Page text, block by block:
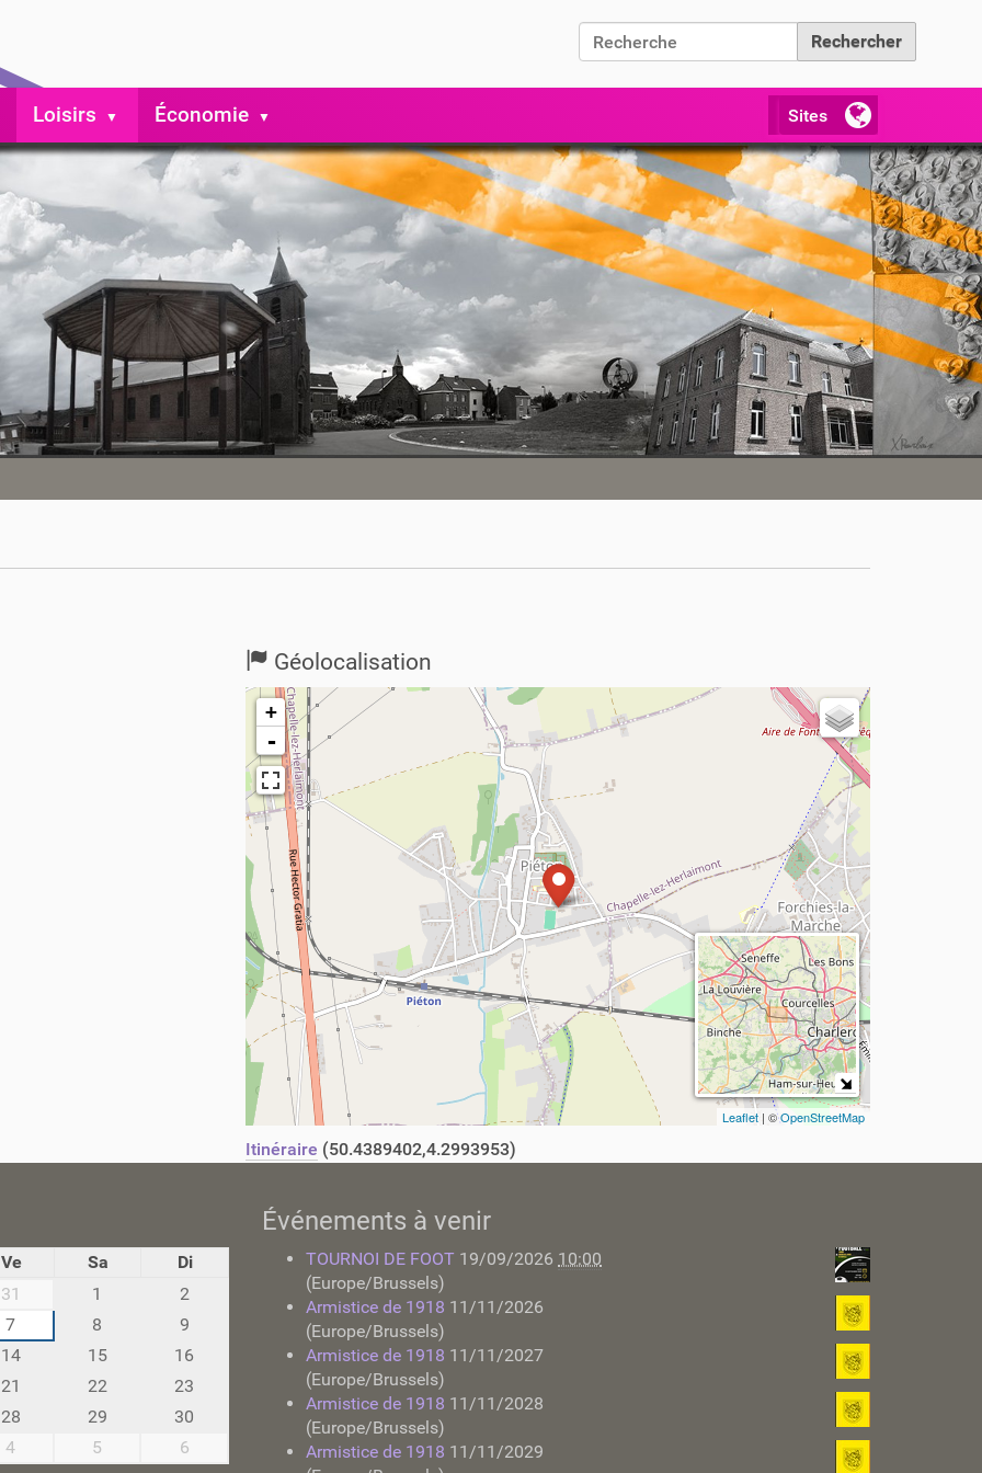
Chercher par
Loisirs Économie
Géolocalisation
+
-
Leaflet | ©OpenStreetMap
Itinéraire (50.4389402,4.2993953)
Ve Sa
Di
31 1
2
7 8
9
14 15
16
21 22
23
28 29
30
4 5 6
Événements à venir
TOURNOI DE FOOT 19/09/2026 10:00
(Europe/Brussels)
Armistice de 1918 11/11/2026
(Europe/Brussels)
Armistice de 1918 11/11/2027
(Europe/Brussels)
Armistice de 1918 11/11/2028
(Europe/Brussels)
Armistice de 1918 11/11/2029